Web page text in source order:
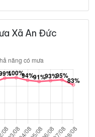
Xã An Đức